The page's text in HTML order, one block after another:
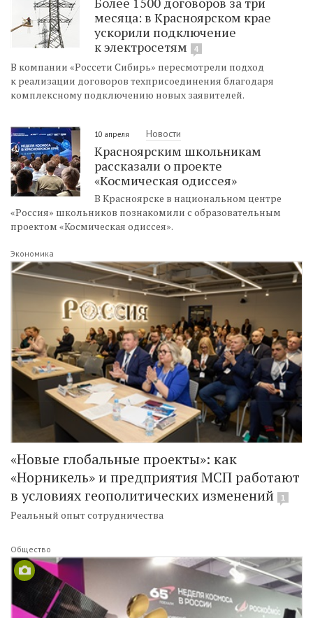
месяца: в Красноярском крае
ускорили подключение
к электросетям
4
В компании «Россети Сибирь» пересмотрели подход
к реализации договоров техприсоединения благодаря
комплексному подключению новых заявителей.
10 апреля Новости
Красноярским школьникам
рассказали о проекте
«Космическая одиссея»
В Красноярске в национальном центре
«Россия» школьников познакомили с образовательным
проектом «Космическая одиссея».
Экономика
«Новые глобальные проекты»: как
«Норникель» и предприятия МСП работают
в условиях геополитических изменений
1
Реальный опыт сотрудничества
Общество